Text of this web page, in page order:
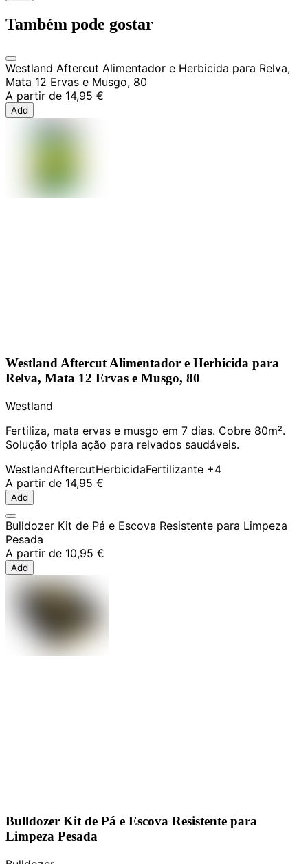
Também pode gostar
Westland Aftercut Alimentador e Herbicida para Relva,
Mata 12 Ervas e Musgo, 80
A partir de 14,95 €
Add
Westland Aftercut Alimentador e Herbicida para
Relva, Mata 12 Ervas e Musgo, 80
Westland
Fertiliza, mata ervas e musgo em 7 dias. Cobre 80m².
Solução tripla ação para relvados saudáveis.
WestlandAftercutHerbicidaFertilizante +4
A partir de 14,95 €
Add
Bulldozer Kit de Pá e Escova Resistente para Limpeza
Pesada
A partir de 10,95 €
Add
Bulldozer Kit de Pá e Escova Resistente para
Limpeza Pesada